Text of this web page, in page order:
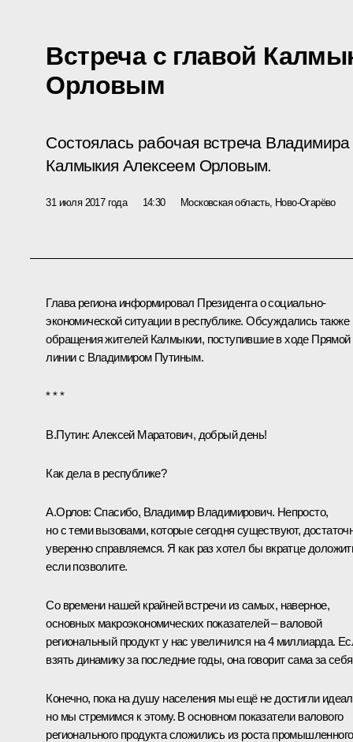
Встреча с главой
Орловым
Состоялась рабочая встреча
Калмыкия Алексеем Орловым.
31 июля 2017 года 14:30 Московская область, Ново-Огарёво
Глава региона информировал Президента о социально-
экономической ситуации в республике. Обсуждались также
обращения жителей Калмыкии, поступившие в ходе Прямой
линиис Владимиром Путиным.
* * *
В.Путин: Алексей Маратович, добрый день!
Как дела в республике?
А.Орлов: Спасибо, Владимир Владимирович. Непросто,
но с теми вызовами, которые сегодня существуют,
уверенно справляемся. Я как раз хотел бы вкратце
если позволите.
Со времени нашей крайней встречи из самых, наверное,
основных макроэкономических показателей – валовой
региональный продукт у нас увеличился на 4 миллиарда.
взять динамику за последние годы, она говорит сама за
Конечно, пока на душу населения мы ещё не достигли
но мы стремимся к этому. В основном показатели валового
регионального продукта сложились из роста промышленного